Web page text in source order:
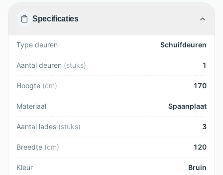
Specificaties
Type deuren Schuifdeuren
Aantal deuren (stuks) 1
Hoogte (cm) 170
Materiaal Spaanplaat
Aantal lades (stuks) 3
Breedte (cm) 120
Kleur Bruin